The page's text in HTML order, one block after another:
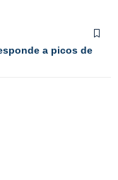
a picos de